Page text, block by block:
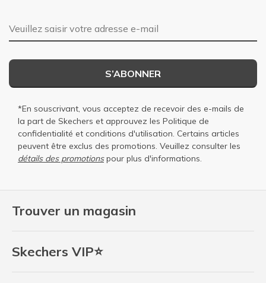
Trouver un magasin
Skechers VIP⭐
Adresse e-mail
S’ABONNER
*En souscrivant, vous acceptez de recevoir des e-mails de
la part de Skechers et approuvez les Politique de
confidentialité et conditions d'utilisation. Certains articles
peuvent être exclus des promotions. Veuillez consulter les
détails des promotionspour plus d'informations.